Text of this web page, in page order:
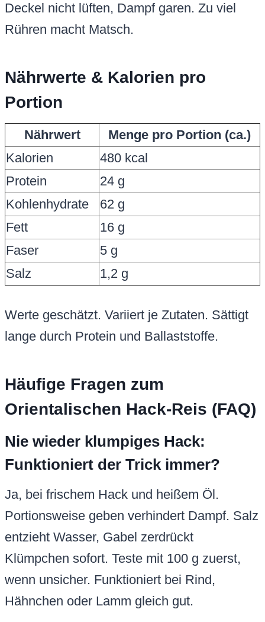
Deckel nicht lüften, Dampf garen. Zu viel
Rühren macht Matsch.
Nährwerte & Kalorien pro
Portion
Nährwert
Menge pro Portion (ca.)
Kalorien
480 kcal
Protein
24 g
Kohlenhydrate
62 g
Fett
16 g
Faser
5 g
Salz
1,2 g
Werte geschätzt. Variiert je Zutaten. Sättigt
lange durch Protein und Ballaststoffe.
Häufige Fragen zum
Orientalischen Hack-Reis (FAQ)
Nie wieder klumpiges Hack:
Funktioniert der Trick immer?
Ja, bei frischem Hack und heißem Öl.
Portionsweise geben verhindert Dampf. Salz
entzieht Wasser, Gabel zerdrückt
Klümpchen sofort. Teste mit 100 g zuerst,
wenn unsicher. Funktioniert bei Rind,
Hähnchen oder Lamm gleich gut.